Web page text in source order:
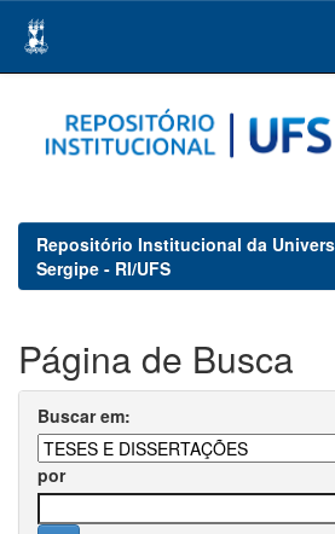
navigation
Repositório Institucional da
Sergipe - RI/UFS
Página de Busca
Buscar em:
por